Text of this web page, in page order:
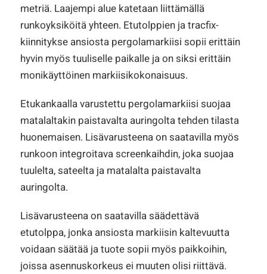
metriä. Laajempi alue katetaan liittämällä
runkoyksiköitä yhteen. Etutolppien ja tracfix-
kiinnitykse ansiosta pergolamarkiisi sopii erittäin
hyvin myös tuuliselle paikalle ja on siksi erittäin
monikäyttöinen markiisikokonaisuus.
Etukankaalla varustettu pergolamarkiisi suojaa
matalaltakin paistavalta auringolta tehden tilasta
huonemaisen. Lisävarusteena on saatavilla myös
runkoon integroitava screenkaihdin, joka suojaa
tuulelta, sateelta ja matalalta paistavalta
auringolta.
Lisävarusteena on saatavilla säädettävä
etutolppa, jonka ansiosta markiisin kaltevuutta
voidaan säätää ja tuote sopii myös paikkoihin,
joissa asennuskorkeus ei muuten olisi riittävä.